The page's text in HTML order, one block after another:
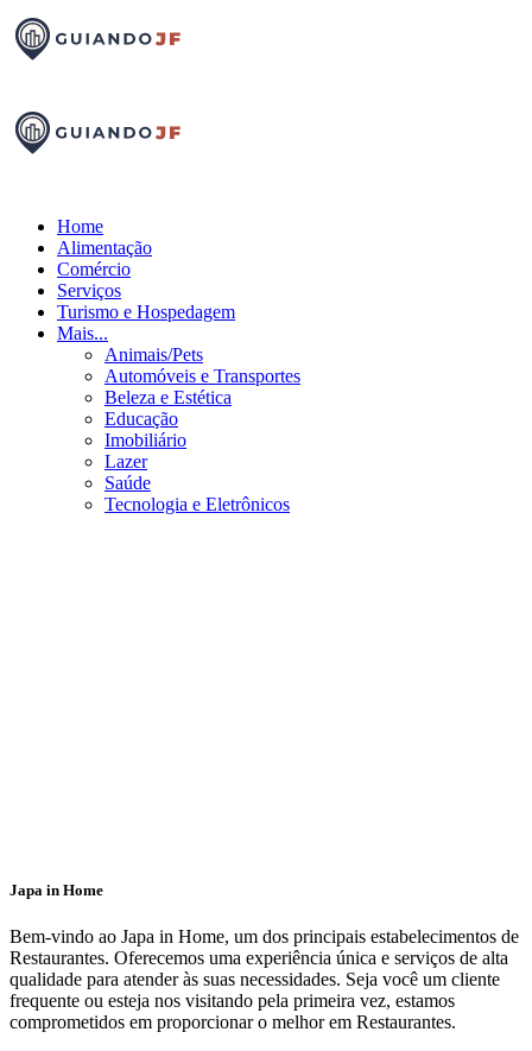
Home
Alimentação
Comércio
Serviços
Turismo e Hospedagem
Mais...
Animais/Pets
Automóveis e Transportes
Beleza e Estética
Educação
Imobiliário
Lazer
Saúde
Tecnologia e Eletrônicos
Japa in Home
Bem-vindo ao Japa in Home, um dos principais estabelecimentos de
Restaurantes. Oferecemos uma experiência única e serviços de alta
qualidade para atender às suas necessidades. Seja você um cliente
frequente ou esteja nos visitando pela primeira vez, estamos
comprometidos em proporcionar o melhor em Restaurantes.